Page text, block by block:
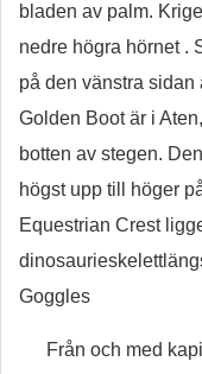
bladen av palm.
nedre högra hörnet .
på den vänstra sidan
Golden Boot är i
botten av stegen.
högst upp till höger
Equestrian Crest
Goggles
Från och med